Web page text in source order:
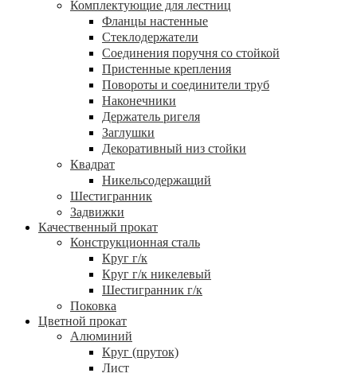
Комплектующие для лестниц
Фланцы настенные
Стеклодержатели
Соединения поручня со стойкой
Пристенные крепления
Повороты и соединители труб
Наконечники
Держатель ригеля
Заглушки
Декоративный низ стойки
Квадрат
Никельсодержащий
Шестигранник
Задвижки
Качественный прокат
Конструкционная сталь
Круг г/к
Круг г/к никелевый
Шестигранник г/к
Поковка
Цветной прокат
Алюминий
Круг (пруток)
Лист